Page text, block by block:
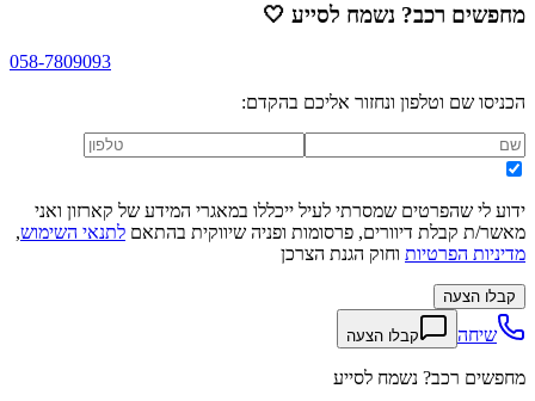
מחפשים רכב? נשמח לסייע 🤍
058-7809093
הכניסו שם וטלפון ונחזור אליכם בהקדם:
ידוע לי שהפרטים שמסרתי לעיל ייכללו במאגרי המידע של קארזון ואני
מאשר/ת קבלת דיוורים, פרסומות ופניה שיווקית בהתאם לתנאי השימוש,
מדיניות הפרטיות וחוק הגנת הצרכן
קבלו הצעה
שיחה קבלו הצעה
מחפשים רכב? נשמח לסייע